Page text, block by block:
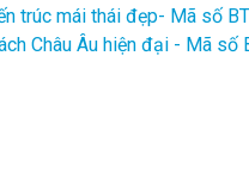
trúc mái thái đẹp- Mã số
Châu Âu hiện đại - Mã số